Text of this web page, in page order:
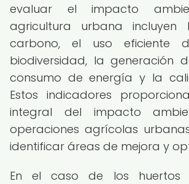
evaluar el impacto
agricultura urbana
carbono, el uso eficiente
biodiversidad, la generación
consumo de energía y la
Estos indicadores
integral del impacto
operaciones agrícolas
identificar áreas de mejora y
En el caso de los huertos